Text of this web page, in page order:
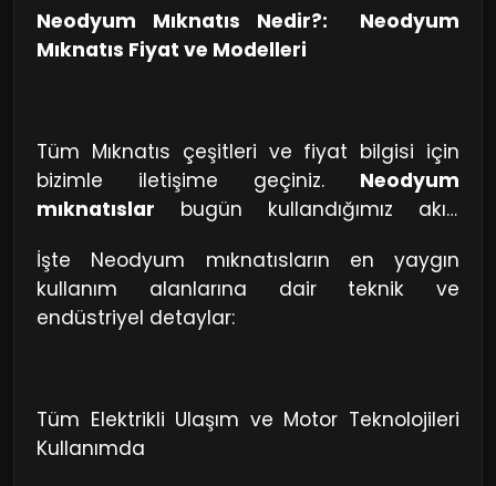
Neodyum Mıknatıs Nedir?: Neodyum
Mıknatıs Fiyat ve Modelleri
Tüm Mıknatıs çeşitleri ve fiyat bilgisi için
bizimle iletişime geçiniz. Neodyum
mıknatıslar bugün kullandığımız akıllı
çok teknolojinin kalbinde yer alır. Aslında bu
mıknatıslar
sadeceNeodyumelementinden oluşmaz.
oranlarda birleşmesiyle oluşan kristal yapı
($Nd_2Fe_{14}B$), atomların aynı yöne
İşte Neodyum mıknatısların en yaygın
kullanım alanlarına dair teknik ve
endüstriyel detaylar:
Tüm Elektrikli Ulaşım ve Motor Teknolojileri
Kullanımda